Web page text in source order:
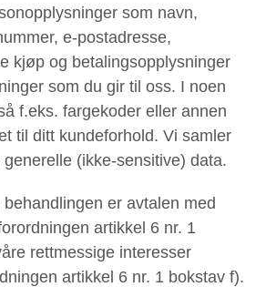
som navn,
e-postadresse,
kjøp og betalingsopplysninger
som du gir til oss. I noen
f.eks. fargekoder eller annen
til ditt kundeforhold. Vi samler
(ikke-sensitive) data.
er avtalen med
artikkel 6 nr. 1
rettmessige interesser
artikkel 6 nr. 1 bokstav f).